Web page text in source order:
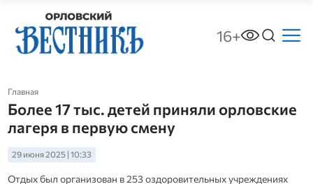
16+
Главная
Более 17 тыс. детей приняли орловские
лагеря в первую смену
29 июня 2025 | 10:33
Отдых был организован в 253 оздоровительных учреждениях